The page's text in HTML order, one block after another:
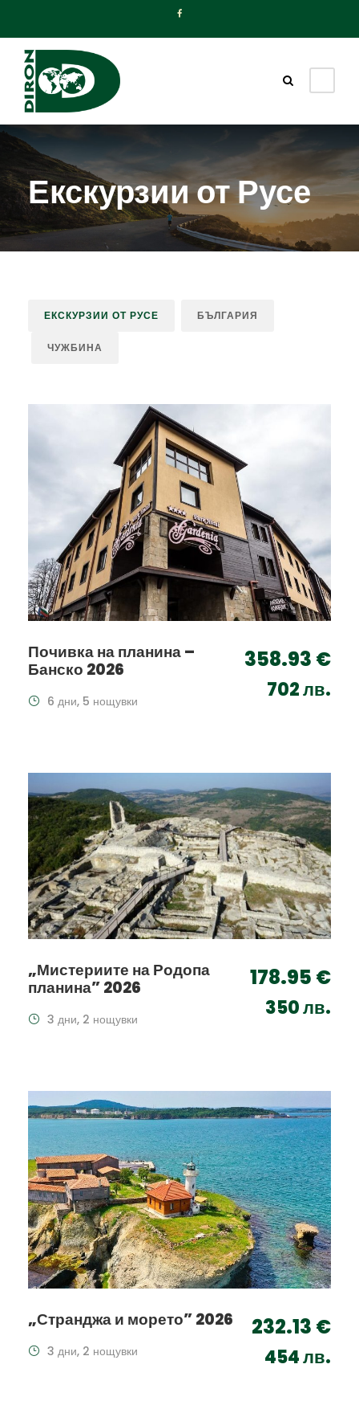
Екскурзии от Русе
ЕКСКУРЗИИ ОТ РУСЕ БЪЛГАРИЯ
ЧУЖБИНА
Почивка на планина –
Банско 2026
358.93 €
702 лв.
6 дни, 5 нощувки
„Мистериите на Родопа
планина” 2026
178.95 €
350 лв.
3 дни, 2 нощувки
„Странджа и морето” 2026 232.13 €
454 лв.
3 дни, 2 нощувки